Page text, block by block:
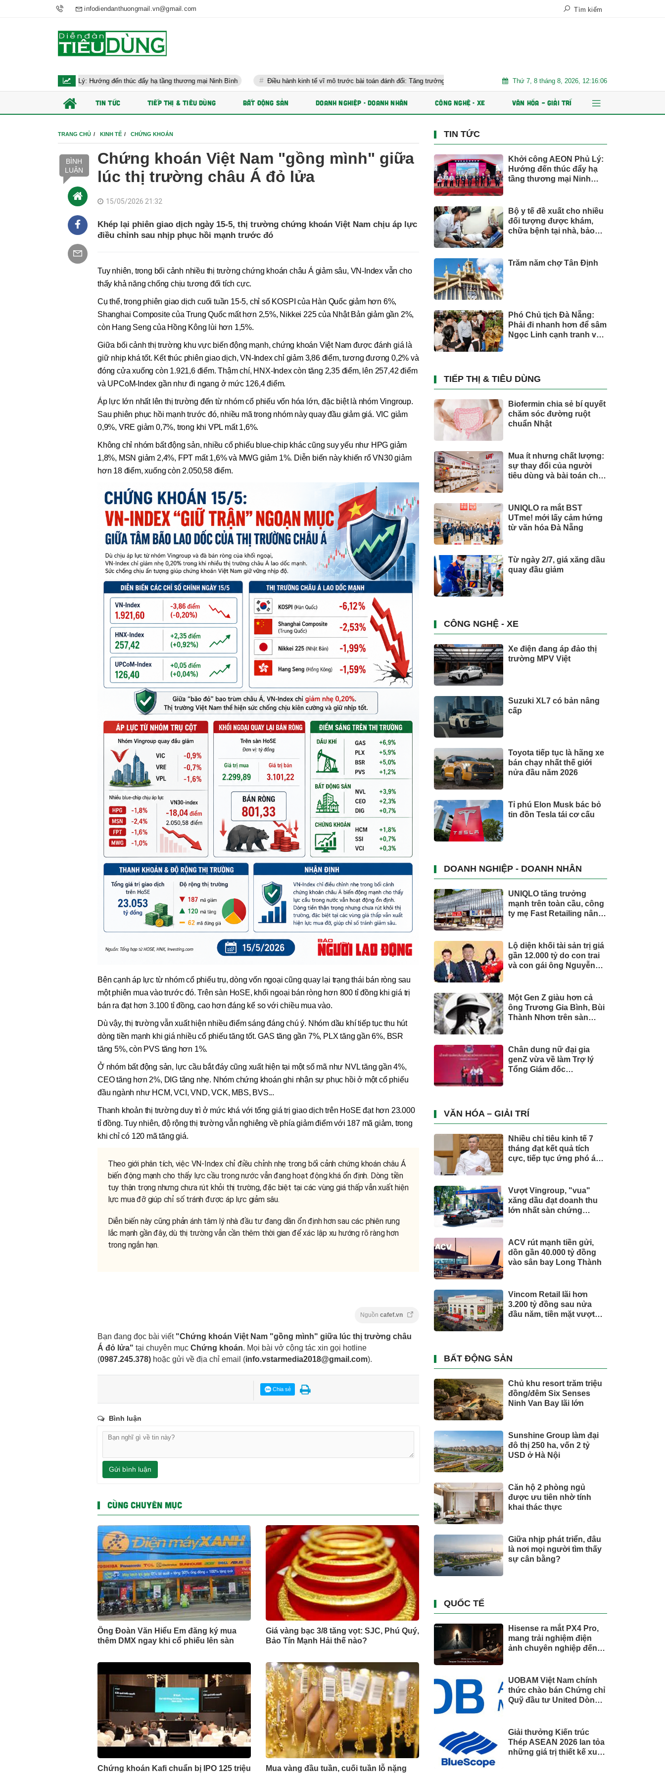
infodiendanthuongmail.vn@gmail.com Tìm kiếm
Phủ Lý: Hướng đến thúc đẩy hạ tầng thương mại Ninh Bình Điều hành kinh tế vĩ mô trước bài toán đánh đổi: Tăng trưởng nhanh và ổn định bền vững Chứng khoán Kafi chuẩn bị IPO 125 triệu cổ phiếu
Thứ 7, 8 tháng 8, 2026, 12:16:08
TIN TỨC TIẾP THỊ & TIÊU DÙNG BẤT ĐỘNG SẢN DOANH NGHIỆP - DOANH NHÂN CÔNG NGHỆ - XE VĂN HÓA – GIẢI TRÍ
TRANG CHỦ KINH TẾ CHỨNG KHOÁN
BÌNH
LUẬN
Chứng khoán Việt Nam "gồng mình" giữa
lúc thị trường châu Á đỏ lửa
15/05/2026 21:32
Khép lại phiên giao dịch ngày 15-5, thị trường chứng khoán Việt Nam chịu áp lực
điều chỉnh sau nhịp phục hồi mạnh trước đó
Tuy nhiên, trong bối cảnh nhiều thị trường chứng khoán châu Á giảm sâu, VN-Index vẫn cho
thấy khả năng chống chịu tương đối tích cực.
Cụ thể, trong phiên giao dịch cuối tuần 15-5, chỉ số KOSPI của Hàn Quốc giảm hơn 6%,
Shanghai Composite của Trung Quốc mất hơn 2,5%, Nikkei 225 của Nhật Bản giảm gần 2%,
còn Hang Seng của Hồng Kông lùi hơn 1,5%.
Giữa bối cảnh thị trường khu vực biến động mạnh, chứng khoán Việt Nam được đánh giá là
giữ nhịp khá tốt. Kết thúc phiên giao dịch, VN-Index chỉ giảm 3,86 điểm, tương đương 0,2% và
đóng cửa xuống còn 1.921,6 điểm. Thậm chí, HNX-Index còn tăng 2,35 điểm, lên 257,42 điểm
và UPCoM-Index gần như đi ngang ở mức 126,4 điểm.
Áp lực lớn nhất lên thị trường đến từ nhóm cổ phiếu vốn hóa lớn, đặc biệt là nhóm Vingroup.
Sau phiên phục hồi mạnh trước đó, nhiều mã trong nhóm này quay đầu giảm giá. VIC giảm
0,9%, VRE giảm 0,7%, trong khi VPL mất 1,6%.
Không chỉ nhóm bất động sản, nhiều cổ phiếu blue-chip khác cũng suy yếu như HPG giảm
1,8%, MSN giảm 2,4%, FPT mất 1,6% và MWG giảm 1%. Diễn biến này khiến rổ VN30 giảm
hơn 18 điểm, xuống còn 2.050,58 điểm.
Bên cạnh áp lực từ nhóm cổ phiếu trụ, dòng vốn ngoại cũng quay lại trạng thái bán ròng sau
một phiên mua vào trước đó. Trên sàn HoSE, khối ngoại bán ròng hơn 800 tỉ đồng khi giá trị
bán ra đạt hơn 3.100 tỉ đồng, cao hơn đáng kể so với chiều mua vào.
Dù vậy, thị trường vẫn xuất hiện nhiều điểm sáng đáng chú ý. Nhóm dầu khí tiếp tục thu hút
dòng tiền mạnh khi giá nhiều cổ phiếu tăng tốt. GAS tăng gần 7%, PLX tăng gần 6%, BSR
tăng 5%, còn PVS tăng hơn 1%.
Ở nhóm bất động sản, lực cầu bắt đáy cũng xuất hiện tại một số mã như NVL tăng gần 4%,
CEO tăng hơn 2%, DIG tăng nhẹ. Nhóm chứng khoán ghi nhận sự phục hồi ở một cổ phiếu
đầu ngành như HCM, VCI, VND, VCK, MBS, BVS...
Thanh khoản thị trường duy trì ở mức khá với tổng giá trị giao dịch trên HoSE đạt hơn 23.000
tỉ đồng. Tuy nhiên, độ rộng thị trường vẫn nghiêng về phía giảm điểm với 187 mã giảm, trong
khi chỉ có 120 mã tăng giá.
Theo giới phân tích, việc VN-Index chỉ điều chỉnh nhẹ trong bối cảnh chứng khoán châu Á
biến động mạnh cho thấy lực cầu trong nước vẫn đang hoạt động khá ổn định. Dòng tiền
tuy thận trọng nhưng chưa rút khỏi thị trường, đặc biệt tại các vùng giá thấp vẫn xuất hiện
lực mua đỡ giúp chỉ số tránh được áp lực giảm sâu.
Diễn biến này cũng phản ánh tâm lý nhà đầu tư đang dần ổn định hơn sau các phiên rung
lắc mạnh gần đây, dù thị trường vẫn cần thêm thời gian để xác lập xu hướng rõ ràng hơn
trong ngắn hạn.
Nguồn cafef.vn
Bạn đang đọc bài viết "Chứng khoán Việt Nam "gồng mình" giữa lúc thị trường châu
Á đỏ lửa" tại chuyên mục Chứng khoán. Mọi bài vở cộng tác xin gọi hotline
(0987.245.378) hoặc gửi về địa chỉ email (info.vstarmedia2018@gmail.com).
Chia sẻ
Bình luận
Gửi bình luận
CÙNG CHUYÊN MỤC
Ông Đoàn Văn Hiểu Em đăng ký mua
thêm DMX ngay khi cổ phiếu lên sàn
Giá vàng bạc 3/8 tăng vọt: SJC, Phú Quý,
Bảo Tín Mạnh Hải thế nào?
Chứng khoán Kafi chuẩn bị IPO 125 triệu Mua vàng đầu tuần, cuối tuần lỗ nặng
TIN TỨC
Khởi công AEON Phủ Lý:
Hướng đến thúc đẩy hạ
tầng thương mại Ninh
Bộ y tế đề xuất cho nhiều
đối tượng được khám,
chữa bệnh tại nhà, bảo
Trăm năm chợ Tân Định
Phó Chủ tịch Đà Nẵng:
Phải đi nhanh hơn để sâm
Ngọc Linh cạnh tranh với
TIẾP THỊ & TIÊU DÙNG
Biofermin chia sẻ bí quyết
chăm sóc đường ruột
chuẩn Nhật
Mua ít nhưng chất lượng:
sự thay đổi của người
tiêu dùng và bài toán cho
UNIQLO ra mắt BST
UTme! mới lấy cảm hứng
từ văn hóa Đà Nẵng
Từ ngày 2/7, giá xăng dầu
quay đầu giảm
CÔNG NGHỆ - XE
Xe điện đang áp đảo thị
trường MPV Việt
Suzuki XL7 có bản nâng
cấp
Toyota tiếp tục là hãng xe
bán chạy nhất thế giới
nửa đầu năm 2026
Tỉ phú Elon Musk bác bỏ
tin đồn Tesla tái cơ cấu
DOANH NGHIỆP - DOANH NHÂN
UNIQLO tăng trưởng
mạnh trên toàn cầu, công
ty mẹ Fast Retailing nâng
Lộ diện khối tài sản trị giá
gần 12.000 tỷ do con trai
và con gái ông Nguyễn
Một Gen Z giàu hơn cả
ông Trương Gia Bình, Bùi
Thành Nhơn trên sàn
Chân dung nữ đại gia
genZ vừa về làm Trợ lý
Tổng Giám đốc
trụ, nắm giữ khối tài sản
hàng nghìn tỷ
VĂN HÓA – GIẢI TRÍ
Nhiều chỉ tiêu kinh tế 7
tháng đạt kết quả tích
cực, tiếp tục ứng phó áp
Vượt Vingroup, "vua"
xăng dầu đạt doanh thu
lớn nhất sàn chứng
ACV rút mạnh tiền gửi,
dồn gần 40.000 tỷ đồng
vào sân bay Long Thành
Vincom Retail lãi hơn
3.200 tỷ đồng sau nửa
đầu năm, tiền mặt vượt
BẤT ĐỘNG SẢN
Chủ khu resort trăm triệu
đồng/đêm Six Senses
Ninh Van Bay lãi lớn
Sunshine Group làm đại
đô thị 250 ha, vốn 2 tỷ
USD ở Hà Nội
Căn hộ 2 phòng ngủ
được ưu tiên nhờ tính
khai thác thực
Giữa nhịp phát triển, đâu
là nơi mọi người tìm thấy
sự cân bằng?
QUỐC TẾ
Hisense ra mắt PX4 Pro,
mang trải nghiệm điện
ảnh chuyên nghiệp đến
UOBAM Việt Nam chính
thức chào bán Chứng chỉ
Quỹ đầu tư United Dòng
Giải thưởng Kiến trúc
Thép ASEAN 2026 lan tỏa
những giá trị thiết kế xuất